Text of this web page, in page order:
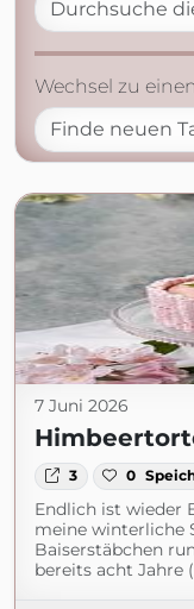
Wechsel zu
7 Juni 2026
3 0
Endlich ist wieder
meine winterliche
Baiserstäbchen
bereits acht Jahre